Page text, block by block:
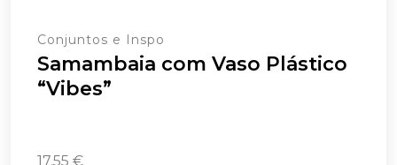
Conjuntos e Inspo
Samambaia com Vaso Plástico
“Vibes”
17,55 €